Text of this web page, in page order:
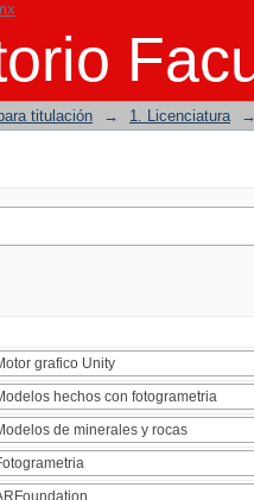
titulación → 1. Licenciatura